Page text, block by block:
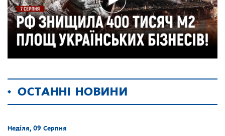
ОСТАННІ НОВИНИ
Неділя, 09 Серпня